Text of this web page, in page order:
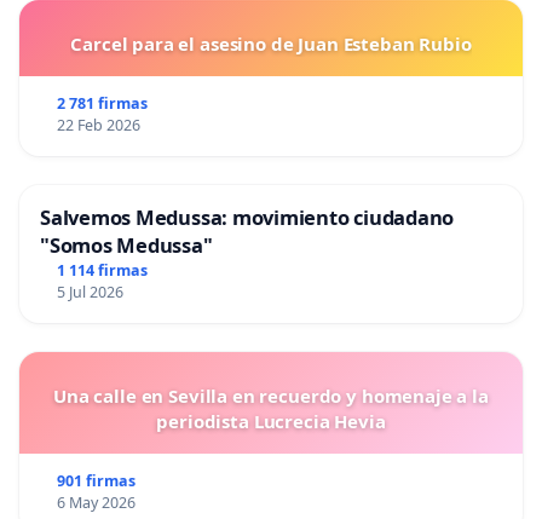
Carcel para el asesino de Juan Esteban Rubio
2 781 firmas
22 Feb 2026
Salvemos Medussa: movimiento ciudadano
"Somos Medussa"
1 114 firmas
5 Jul 2026
Una calle en Sevilla en recuerdo y homenaje a la
periodista Lucrecia Hevia
901 firmas
6 May 2026